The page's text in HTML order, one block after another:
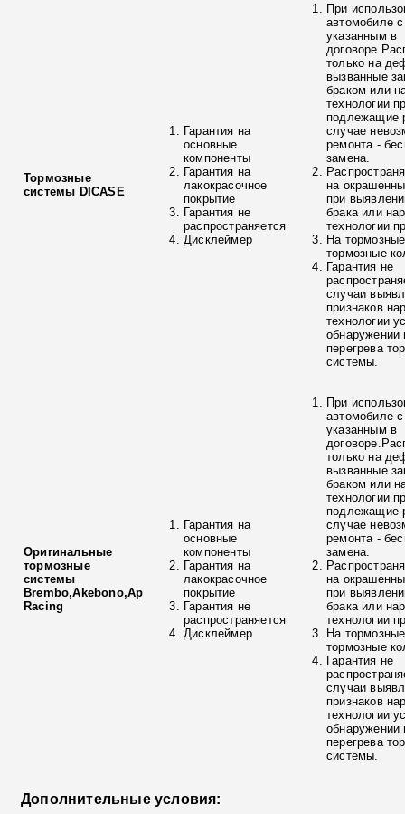
Тормозные
системы DICASE
Гарантия на
основные
компоненты
Гарантия на
лакокрасочное
покрытие
Гарантия не
распространяется
Дисклеймер
При
автомобиле
указанным в
только на
вызванные
браком или
технологии
подлежащие
случае
ремонта -
замена.
на
при
брака или
технологии
На
тормозные
Гарантия не
случаи
признаков
технологии
обнаружении
перегрева
системы.
Оригинальные
тормозные
системы
Brembo,Akebono,Ap
Racing
Гарантия на
основные
компоненты
Гарантия на
лакокрасочное
покрытие
Гарантия не
распространяется
Дисклеймер
При
автомобиле
указанным в
только на
вызванные
браком или
технологии
подлежащие
случае
ремонта -
замена.
на
при
брака или
технологии
На
тормозные
Гарантия не
случаи
признаков
технологии
обнаружении
перегрева
системы.
Дополнительные условия: